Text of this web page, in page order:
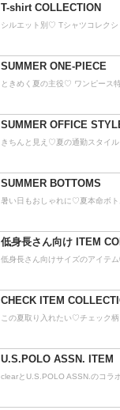
T-shirt COLLECTION
シルエット別♡ Tシャツコレクシ
SUMMER ONE-PIECE
ときめく夏の主役♡ ワンピース
SUMMER OFFICE
きちんと見え♡夏の通勤スタイル
SUMMER BOTTOMS
暑い日もおしゃれに♡夏本命ボト
低身長さん向け ITEM
低身長さん向けサイズのアイテ
CHECK ITEM
この夏取り入れたい♡チェック
U.S.POLO ASSN. ITEM
clearとU.S.POLO ASSN.のコラ